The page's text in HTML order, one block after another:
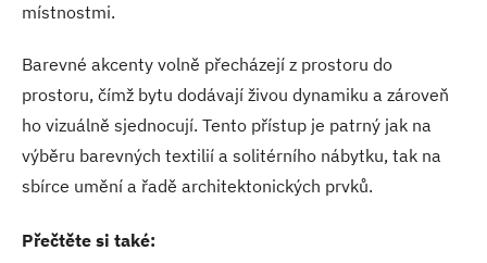
místnostmi.
Barevné akcenty volně přecházejí z prostoru do
prostoru, čímž bytu dodávají živou dynamiku a zároveň
ho vizuálně sjednocují. Tento přístup je patrný jak na
výběru barevných textilií a solitérního nábytku, tak na
sbírce umění a řadě architektonických prvků.
Přečtěte si také: